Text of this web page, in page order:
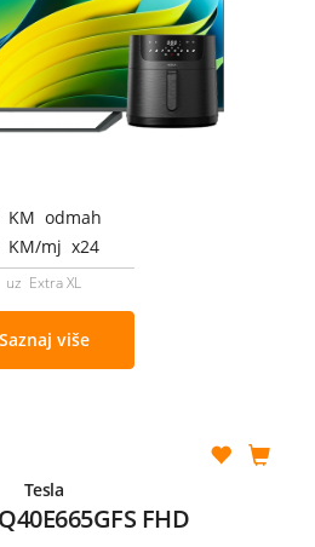
KM odmah
KM/mj x24
uz Extra XL
Saznaj više
Tesla
FHD